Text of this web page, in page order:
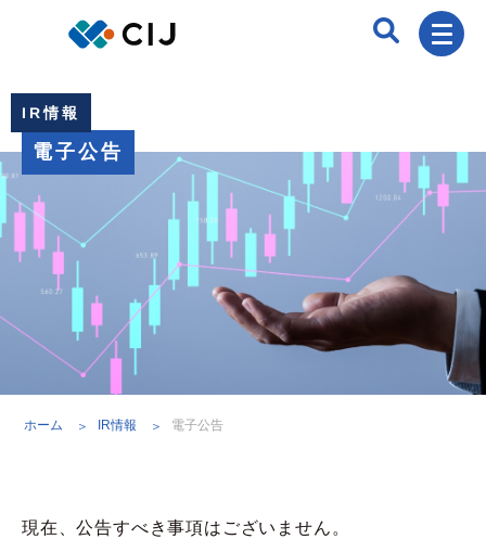
IR情報
電子公告
ホーム IR情報 電子公告
現在、公告すべき事項はございません。